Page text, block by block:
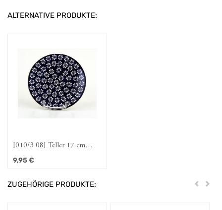
ALTERNATIVE PRODUKTE:
[010/3 08] Teller 17 cm
"Dattein"
9,95€
ZUGEHÖRIGE PRODUKTE: Zurück